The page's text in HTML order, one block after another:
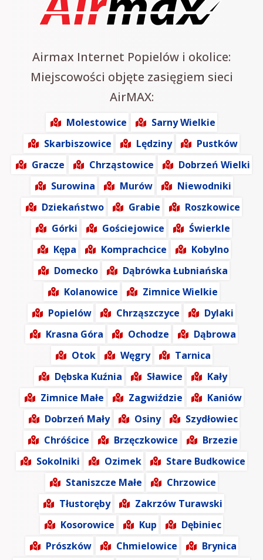
Airmax Internet Popielów i okolice:
Miejscowości objęte zasięgiem sieci
AirMAX:
Molestowice
Sarny Wielkie
Skarbiszowice
Lędziny
Pustków
Gracze
Chrząstowice
Dobrzeń Wielki
Surowina
Murów
Niewodniki
Dziekaństwo
Grabie
Roszkowice
Górki
Gościejowice
Świerkle
Kępa
Komprachcice
Kobylno
Domecko
Dąbrówka Łubniańska
Kolanowice
Zimnice Wielkie
Popielów
Chrząszczyce
Dylaki
Krasna Góra
Ochodze
Dąbrowa
Otok
Węgry
Tarnica
Dębska Kuźnia
Sławice
Kały
Zimnice Małe
Zagwiździe
Kaniów
Dobrzeń Mały
Osiny
Szydłowiec
Chróścice
Brzęczkowice
Brzezie
Sokolniki
Ozimek
Stare Budkowice
Staniszcze Małe
Chrzowice
Tłustoręby
Zakrzów Turawski
Kosorowice
Kup
Dębiniec
Prószków
Chmielowice
Brynica